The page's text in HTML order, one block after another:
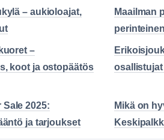
– aukioloajat,
Maailman
–
koot ja ostopäätös
2025:
ja tarjoukset
Mikä on